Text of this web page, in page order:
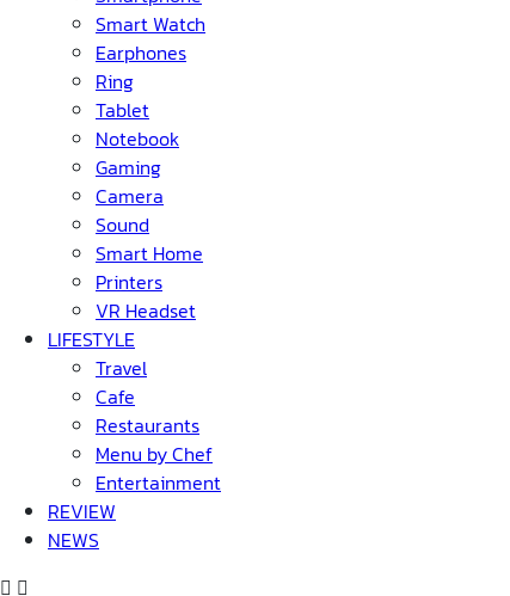
Smart Watch
Earphones
Ring
Tablet
Notebook
Gaming
Camera
Sound
Smart Home
Printers
VR Headset
LIFESTYLE
Travel
Cafe
Restaurants
Menu by Chef
Entertainment
REVIEW
NEWS